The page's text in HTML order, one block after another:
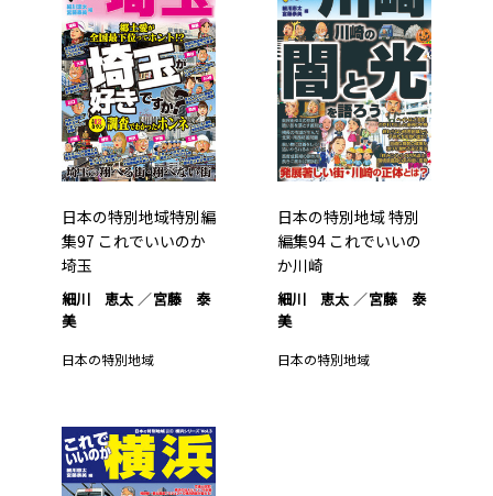
日本の特別地域特別編
集97 これでいいのか
埼玉
細川 恵太
宮藤 泰
美
日本の特別地域
日本の特別地域 特別
編集94 これでいいの
か川崎
細川 恵太
宮藤 泰
美
日本の特別地域